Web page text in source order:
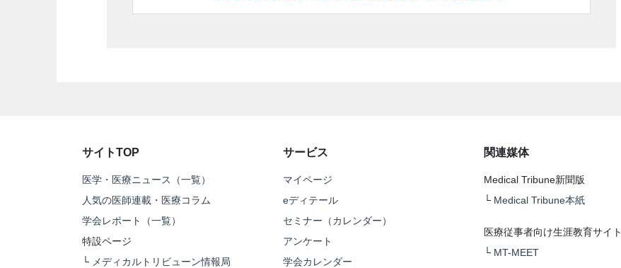
サイトTOP
医学・医療ニュース（一覧）
人気の医師連載・医療コラム
学会レポート（一覧）
特設ページ
└ メディカルトリビューン情報局
サービス
マイページ
eディテール
セミナー（カレンダー）
アンケート
学会カレンダー
関連媒体
Medical Tribune新聞版
└ Medical Tribune本紙
医療従事者向け生涯教育サイト
└ MT-MEET